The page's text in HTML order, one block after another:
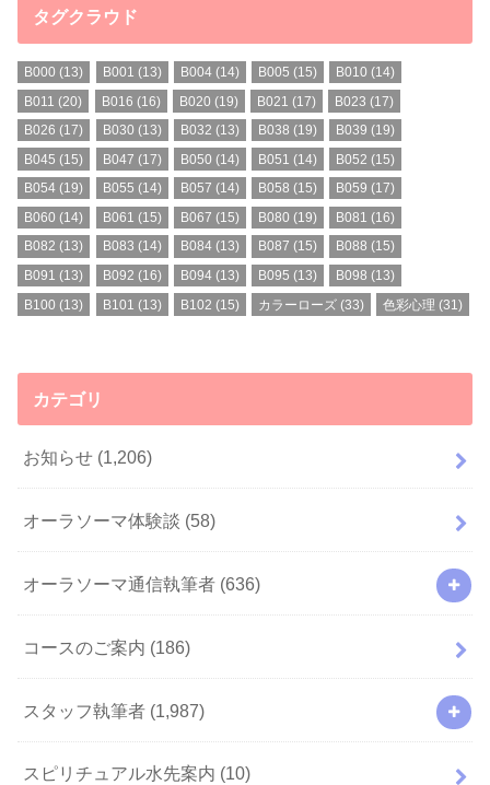
タグクラウド
B000 (13) B001 (13) B004(14) B005 (15) B010 (14)
B011 (20) B016 (16) B020 (19) B021 (17) B023 (17)
B026 (17) B030 (13) B032 (13) B038 (19) B039 (19)
B045 (15) B047 (17) B050 (14) B051 (14) B052 (15)
B054 (19) B055 (14) B057 (14) B058 (15) B059 (17)
B060 (14) B061 (15) B067 (15) B080 (19) B081 (16)
B082 (13) B083 (14) B084(13) B087 (15) B088 (15)
B091 (13) B092 (16) B094(13) B095 (13) B098 (13)
B100 (13) B101 (13) B102 (15) カラーローズ (33) 色彩心理 (31)
カテゴリ
お知らせ (1,206)
オーラソーマ体験談 (58)
オーラソーマ通信執筆者 (636)
コースのご案内 (186)
スタッフ執筆者 (1,987)
スピリチュアル水先案内 (10)